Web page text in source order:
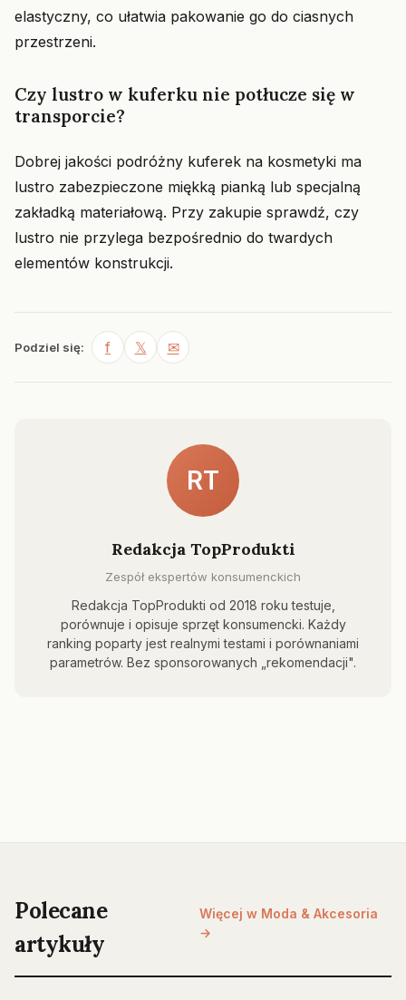
elastyczny, co ułatwia pakowanie go do ciasnych
przestrzeni.
Czy lustro w kuferku nie potłucze się w
transporcie?
Dobrej jakości podróżny kuferek na kosmetyki ma
lustro zabezpieczone miękką pianką lub specjalną
zakładką materiałową. Przy zakupie sprawdź, czy
lustro nie przylega bezpośrednio do twardych
elementów konstrukcji.
Podziel się: f 𝕏 ✉
RT
Redakcja TopProdukti
Zespół ekspertów konsumenckich
Redakcja TopProdukti od 2018 roku testuje,
porównuje i opisuje sprzęt konsumencki. Każdy
ranking poparty jest realnymi testami i porównaniami
parametrów. Bez sponsorowanych „rekomendacji".
Polecane
artykuły
Więcej w Moda & Akcesoria
→